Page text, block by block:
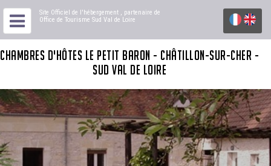
Site Officiel de l'hébergement , partenaire de
Office de Tourisme Sud Val de Loire
CHAMBRES D'HÔTES LE PETIT BARON - CHÂTILLON-SUR-CHER -
SUD VAL DE LOIRE